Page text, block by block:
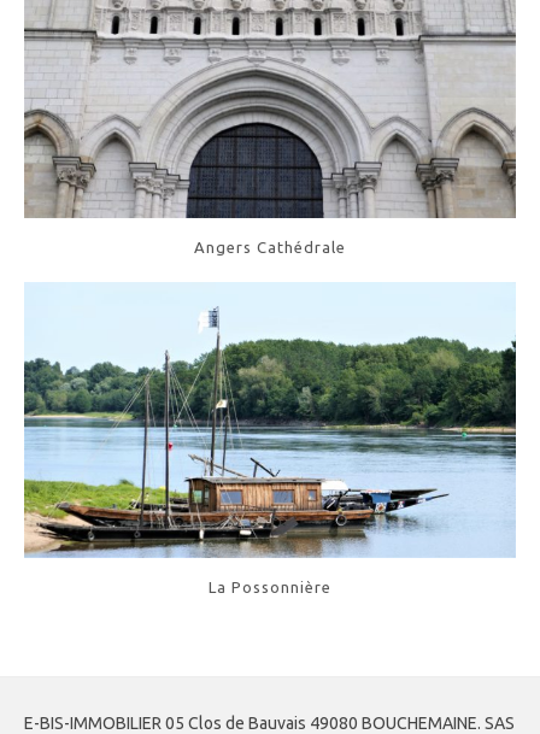
Angers Cathédrale
La Possonnière
E-BIS-IMMOBILIER 05 Clos de Bauvais 49080 BOUCHEMAINE. SAS